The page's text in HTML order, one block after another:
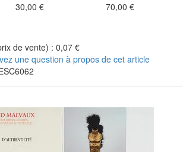
30,00 € 70,00 €
de vente) : 0,07 €
une question à propos de cet article